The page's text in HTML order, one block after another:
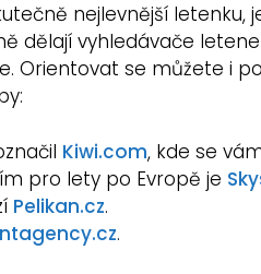
nejlevnější
dělají vyhledávače
Orientovat se můžete i
Kiwi.com, kde se
pro lety po Evropě je
Pelikan.cz.
.